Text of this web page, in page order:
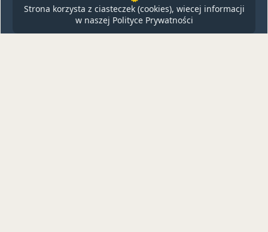
Strona korzysta z ciasteczek (cookies), wiecej informacji
w naszej Polityce Prywatności